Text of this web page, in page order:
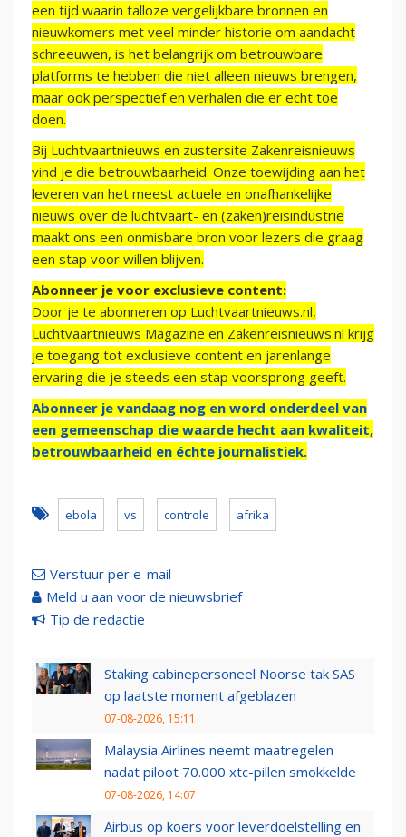
een tijd waarin talloze vergelijkbare bronnen en
nieuwkomers met veel minder historie om aandacht
schreeuwen, is het belangrijk om betrouwbare
platforms te hebben die niet alleen nieuws brengen,
maar ook perspectief en verhalen die er echt toe
doen.
Bij Luchtvaartnieuws en zustersite Zakenreisnieuws
vind je die betrouwbaarheid. Onze toewijding aan het
leveren van het meest actuele en onafhankelijke
nieuws over de luchtvaart- en (zaken)reisindustrie
maakt ons een onmisbare bron voor lezers die graag
een stap voor willen blijven.
Abonneer je voor exclusieve content:
Door je te abonneren op Luchtvaartnieuws.nl,
Luchtvaartnieuws Magazine en Zakenreisnieuws.nl krijg
je toegang tot exclusieve content en jarenlange
ervaring die je steeds een stap voorsprong geeft.
Abonneer je vandaag nog en word onderdeel van
een gemeenschap die waarde hecht aan kwaliteit,
betrouwbaarheid en échte journalistiek.
ebola vs controle afrika
Verstuur per e-mail
Meld u aan voor de nieuwsbrief
Tip de redactie
Staking cabinepersoneel Noorse tak SAS
op laatste moment afgeblazen
07-08-2026, 15:11
Malaysia Airlines neemt maatregelen
nadat piloot 70.000 xtc-pillen smokkelde
07-08-2026, 14:07
Airbus op koers voor leverdoelstelling en